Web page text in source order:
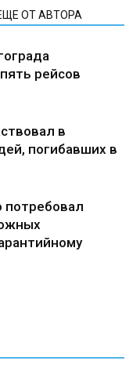
ОТ АВТОРА
рейсов
в
погибавших в
потребовал